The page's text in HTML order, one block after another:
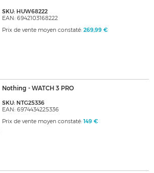
SKU: HUW68222
EAN: 6942103168222
Prix de vente moyen constaté: 269,99 €
Nothing - WATCH 3 PRO
SKU: NTG25336
EAN: 6974434225336
Prix de vente moyen constaté: 149 €